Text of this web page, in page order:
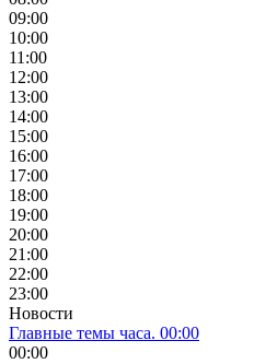
09:00
10:00
11:00
12:00
13:00
14:00
15:00
16:00
17:00
18:00
19:00
20:00
21:00
22:00
23:00
Новости
Главные темы часа. 00:00
00:00